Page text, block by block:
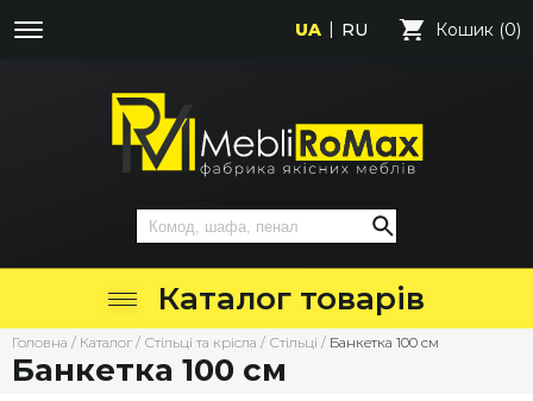
UA RU Кошик (0)
Каталог товарів
Головна / Каталог / Стільці та крісла / Стільці / Банкетка 100 см
Банкетка 100 см